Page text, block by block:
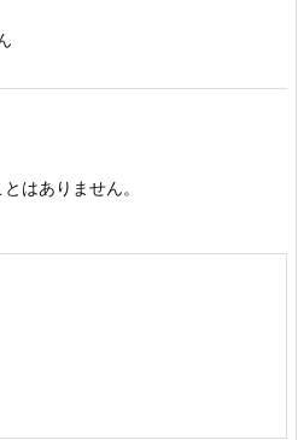
はありません。